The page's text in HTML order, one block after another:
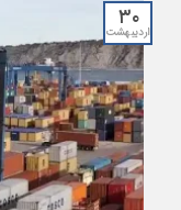
۳۰
اردیبهشت